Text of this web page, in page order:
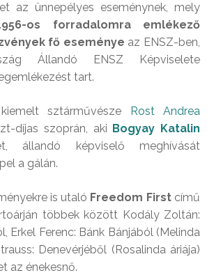
az ünnepélyes eseménynek, mely
os forradalomra emlékező
fő eseménye az ENSZ-ben,
Állandó ENSZ Képviselete
tart.
sztárművésze
Rost Andrea
díjas szoprán, aki Bogyay Katalin
állandó képviselő meghívását
a gálán.
is utaló Freedom Firstcímű
többek között Kodály Zoltán:
Erkel Ferenc: Bánk Bánjából (Melinda
Denevérjéből (Rosalinda áriája)
az énekesnő.